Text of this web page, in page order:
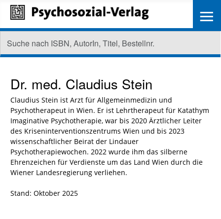
Dr. med. Claudius Stein
Claudius Stein ist Arzt für Allgemeinmedizin und
Psychotherapeut in Wien. Er ist Lehrtherapeut für Katathym
Imaginative Psychotherapie, war bis 2020 Ärztlicher Leiter
des Kriseninterventionszentrums Wien und bis 2023
wissenschaftlicher Beirat der Lindauer
Psychotherapiewochen. 2022 wurde ihm das silberne
Ehrenzeichen für Verdienste um das Land Wien durch die
Wiener Landesregierung verliehen.
Stand: Oktober 2025
≡